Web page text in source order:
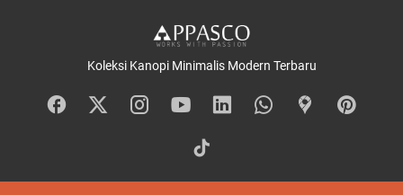
Koleksi Kanopi Minimalis Modern Terbaru